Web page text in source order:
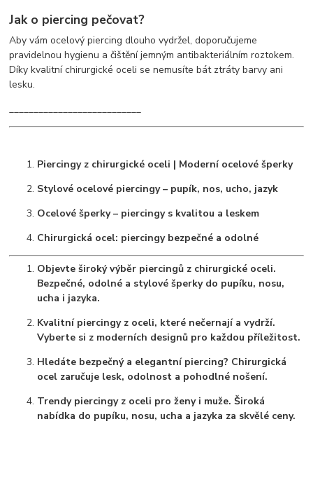
Jak o piercing pečovat?
Aby vám ocelový piercing dlouho vydržel, doporučujeme
pravidelnou hygienu a čištění jemným antibakteriálním roztokem.
Díky kvalitní chirurgické oceli se nemusíte bát ztráty barvy ani
lesku.
___________________________
Piercingy z chirurgické oceli | Moderní ocelové šperky
Stylové ocelové piercingy – pupík, nos, ucho, jazyk
Ocelové šperky – piercingy s kvalitou a leskem
Chirurgická ocel: piercingy bezpečné a odolné
Objevte široký výběr piercingů z chirurgické oceli.
Bezpečné, odolné a stylové šperky do pupíku, nosu,
ucha i jazyka.
Kvalitní piercingy z oceli, které nečernají a vydrží.
Vyberte si z moderních designů pro každou příležitost.
Hledáte bezpečný a elegantní piercing? Chirurgická
ocel zaručuje lesk, odolnost a pohodlné nošení.
Trendy piercingy z oceli pro ženy i muže. Široká
nabídka do pupíku, nosu, ucha a jazyka za skvělé ceny.